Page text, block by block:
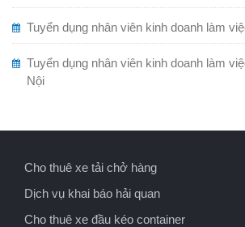
Tuyển dụng nhân viên kinh doanh làm
Tuyển dụng nhân viên kinh doanh làm
Nội
Cho thuê xe tải chở hàng
Dịch vụ khai báo hải quan
Cho thuê xe đầu kéo container